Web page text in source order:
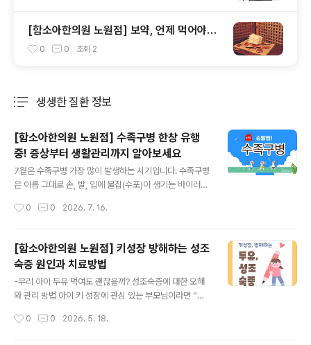
[함소아한의원 노원점] 보약, 언제 먹어야되
나요?
0 0 조회 2
생생한 질환 정보
[함소아한의원 노원점] 수족구병 한창 유행
중! 증상부터 생활관리까지 알아보세요
7월은 수족구병 가장 많이 발생하는 시기입니다. 수족구병
은 이름 그대로 손, 발, 입에 물집(수포)이 생기는 바이러스
생합니다. 어린이집이나 유치원처럼 단체생활을 하는 아이
는 질환이기도 합니다. 최근에는 한 계절에 두세 번 반복해
서 수족구병을 앓는 아이들도 적지 않은데요. 오늘은 수족
구병의 원인과 증상, 헤르판지나와의 차이점, 그리고 생활
관리 방법까지 자세히 알아보겠습니다.수족구병은 장바이
러스(엔테로바이러스) 감염으로 발생하는 질환입니다.대표
바이러스71을 비롯해 다양한 바이러스가 원인이 될 수 있
0 0 2026. 7. 16.
[함소아한의원 노원점] 키성장 방해하는 성조
숙증 원인과 치료방법
-우리 아이 두유 먹여도 괜찮을까? 성조숙증에 대한 오해
와 관리 방법 아이 키 성장에 관심 있는 부모님이라면 “두
겁니다. 육아 정보에서 반복적으로 접하다 보면 사실처럼
0 0 2026. 5. 18.